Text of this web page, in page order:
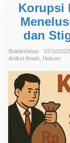
Korupsi
dan
BuletinNews
07/10/
Artikel Ilmiah Hukum